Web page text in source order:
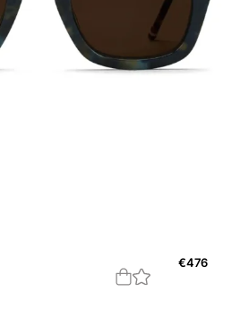
€476